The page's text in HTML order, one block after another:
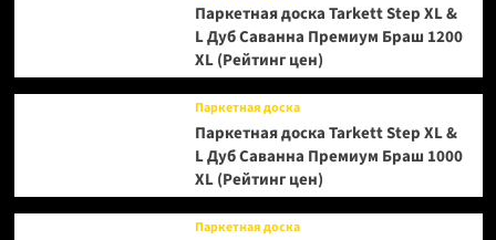
Паркетная доска Tarkett Step XL &
L Дуб Саванна Премиум Браш 1200
XL (Рейтинг цен)
Паркетная доска
Паркетная доска Tarkett Step XL &
L Дуб Саванна Премиум Браш 1000
XL (Рейтинг цен)
Паркетная доска